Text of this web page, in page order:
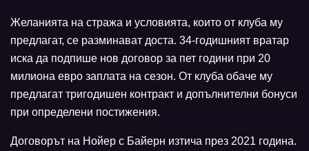
Желанията на стража и условията, които от клуба му
предлагат, се разминават доста. 34-годишният вратар
иска да подпише нов договор за пет години при 20
милиона евро заплата на сезон. От клуба обаче му
предлагат тригодишен контракт и допълнителни бонуси
при определени постижения.
Договорът на Нойер с Байерн изтича през 2021 година.